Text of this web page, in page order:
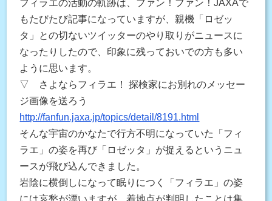
フィラエの活動の軌跡は、ファン！ファン！JAXAで
もたびたび記事になっていますが、親機「ロゼッ
タ」との切ないツイッターのやり取りがニュースに
なったりしたので、印象に残っておいでの方も多い
ように思います。
▽ さよならフィラエ！ 探検家にお別れのメッセー
ジ画像を送ろう
http://fanfun.jaxa.jp/topics/detail/8191.html
そんな宇宙のかなたで行方不明になっていた「フィ
ラエ」の姿を再び「ロゼッタ」が捉えるというニュ
ースが飛び込んできました。
岩陰に横倒しになって眠りにつく「フィラエ」の姿
には哀愁が漂いますが、着地点が判明したことは集